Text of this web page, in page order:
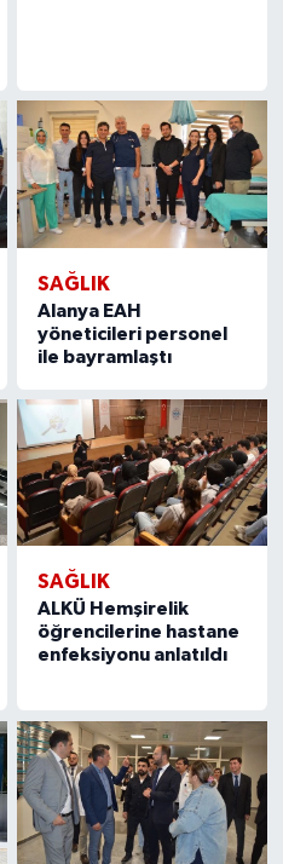
SAĞLIK
Alanya EAH
yöneticileri personel
ile bayramlaştı
SAĞLIK
ALKÜ Hemşirelik
öğrencilerine hastane
enfeksiyonu anlatıldı